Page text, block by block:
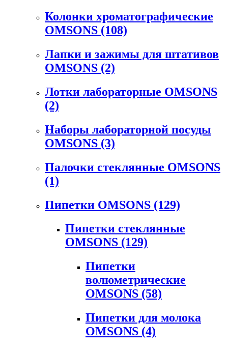
Колонки хроматографические
OMSONS (108)
Лапки и зажимы для штативов
OMSONS (2)
Лотки лабораторные OMSONS
(2)
Наборы лабораторной посуды
OMSONS (3)
Палочки стеклянные OMSONS
(1)
Пипетки OMSONS (129)
Пипетки стеклянные
OMSONS (129)
Пипетки
волюметрические
OMSONS (58)
Пипетки для молока
OMSONS (4)